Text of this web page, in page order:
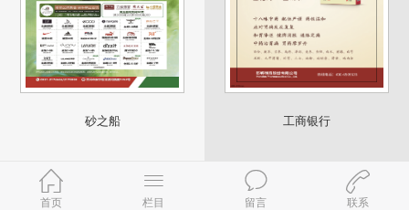
砂之船 工商银行
首页 栏目 留言 联系